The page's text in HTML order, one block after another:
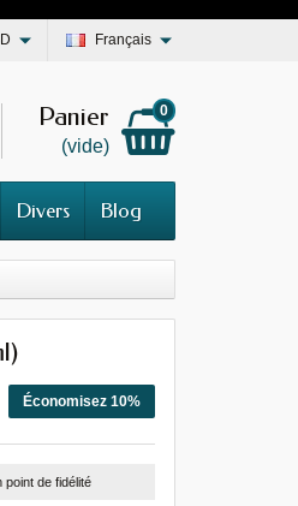
Français
Panier
(vide)
0
Divers Blog
Économisez 10%
point de fidélité